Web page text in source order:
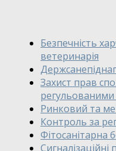
Безпечність
ветеринарія
Захист прав
Ринковий та
Контроль за
Фітосанітарна